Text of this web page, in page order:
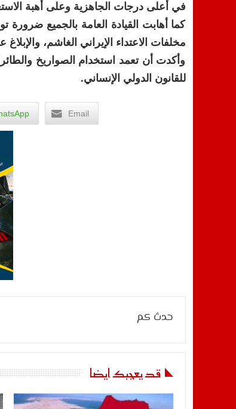
في أعلى درجات الجاهزية وعلى أهبة
كما أهابت القيادة العامة بالجميع
مخلفات الاعتداء الإيراني الغاشم، والإبلاغ
وأكدت أن تعمد استخدام الصواريخ
للقانون الدولي الإنساني.
Email
حدث كم
قد يعجبك ايضا